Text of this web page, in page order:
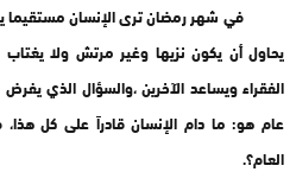
في شهر رمضان ترى الإنسان مستقيما
يحاول أن يكون نزيها وغير مرتش ولا
الفقراء ويساعد الآخرين ،والسؤال الذي
عام هو: ما دام الإنسان قادراً على كل
العام؟.